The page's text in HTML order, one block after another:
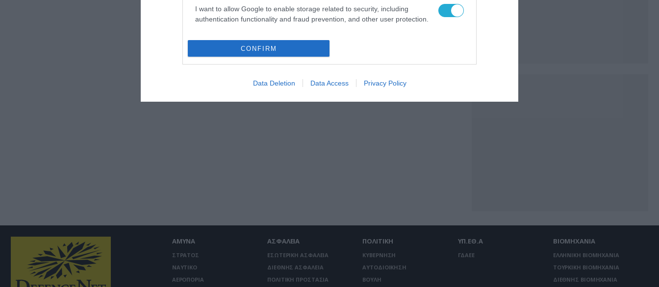
I want to allow Google to enable storage related to security, including
authentication functionality and fraud prevention, and other user protection.
CONFIRM
Data Deletion Data Access Privacy Policy
ΑΜΥΝΑ
ΣΤΡΑΤΟΣ
ΝΑΥΤΙΚΟ
ΑΕΡΟΠΟΡΙΑ
ΑΣΦΑΛΕΙΑ
ΕΣΩΤΕΡΙΚΗ ΑΣΦΑΛΕΙΑ
ΔΙΕΘΝΗΣ ΑΣΦΑΛΕΙΑ
ΠΟΛΙΤΙΚΗ ΠΡΟΣΤΑΣΙΑ
ΠΟΛΙΤΙΚΗ
ΚΥΒΕΡΝΗΣΗ
ΑΥΤΟΔΙΟΙΚΗΣΗ
ΒΟΥΛΗ
ΥΠ.ΕΘ.Α
ΓΔΑΕΕ
ΒΙΟΜΗΧΑΝΙΑ
ΕΛΛΗΝΙΚΗ ΒΙΟΜΗΧΑΝΙΑ
ΤΟΥΡΚΙΚΗ ΒΙΟΜΗΧΑΝΙΑ
ΔΙΕΘΝΗΣ ΒΙΟΜΗΧΑΝΙΑ